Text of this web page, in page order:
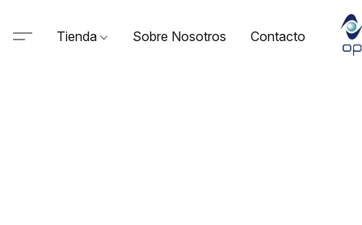
Tienda Sobre Nosotros Contacto